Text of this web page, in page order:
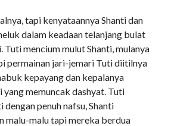
tapi kenyataannya Shanti dan
dalam keadaan telanjang bulat
Tuti mencium mulut Shanti, mulanya
permainan jari-jemari Tuti diitilnya
kepayang dan kepalanya
yang memuncak dashyat. Tuti
penuh nafsu, Shanti
malu-malu tapi mereka berdua